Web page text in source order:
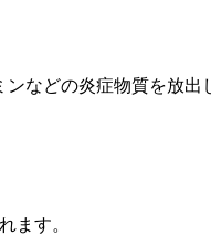
などの炎症物質を放出
ます。